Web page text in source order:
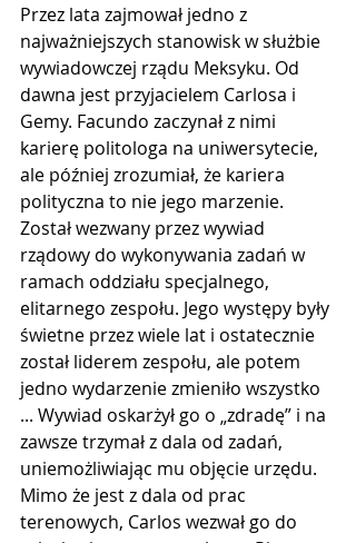
Przez lata zajmował jedno z
najważniejszych stanowisk w służbie
wywiadowczej rządu Meksyku. Od
dawna jest przyjacielem Carlosa i
Gemy. Facundo zaczynał z nimi
karierę politologa na uniwersytecie,
ale później zrozumiał, że kariera
polityczna to nie jego marzenie.
Został wezwany przez wywiad
rządowy do wykonywania zadań w
ramach oddziału specjalnego,
elitarnego zespołu. Jego występy były
świetne przez wiele lat i ostatecznie
został liderem zespołu, ale potem
jedno wydarzenie zmieniło wszystko
... Wywiad oskarżył go o „zdradę” i na
zawsze trzymał z dala od zadań,
uniemożliwiając mu objęcie urzędu.
Mimo że jest z dala od prac
terenowych, Carlos wezwał go do